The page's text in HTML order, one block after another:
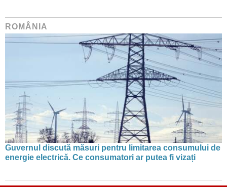
ROMÂNIA
Guvernul discută măsuri pentru limitarea consumului de
energie electrică. Ce consumatori ar putea fi vizați